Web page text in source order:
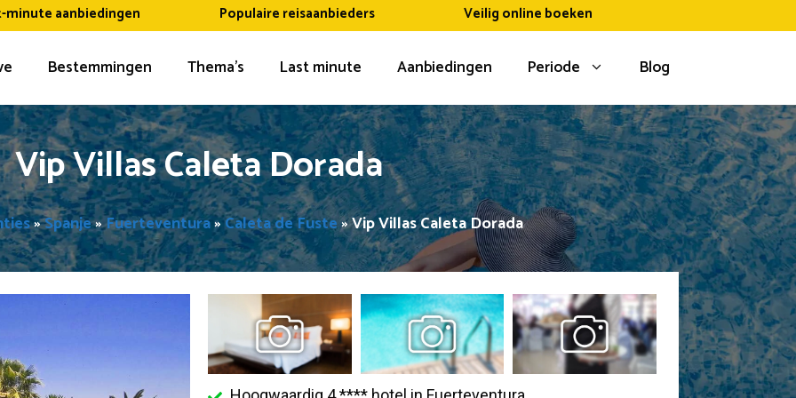
minute aanbiedingen Populaire reisaanbieders Veilig online boeken
Bestemmingen Thema’s Last minute Aanbiedingen Periode Blog
Vip Villas Caleta Dorada
»Spanje»Fuerteventura»Caleta de Fuste»Vip Villas Caleta Dorada